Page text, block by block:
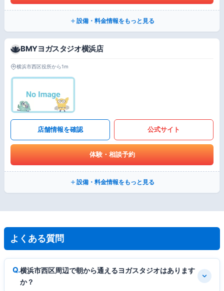
設備・料金情報をもっと見る
BMYヨガスタジオ横浜店
横浜市西区役所から1m
店舗情報を確認 公式サイト
体験・相談予約
設備・料金情報をもっと見る
よくある質問
横浜市西区周辺で朝から通えるヨガスタジオはあります
か？